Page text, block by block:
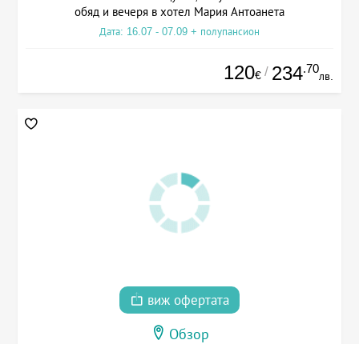
обяд и вечеря в хотел Мария Антоанета
Дата: 16.07 - 07.09 + полупансион
120€ / 234.70
лв.
виж офертата
Обзор